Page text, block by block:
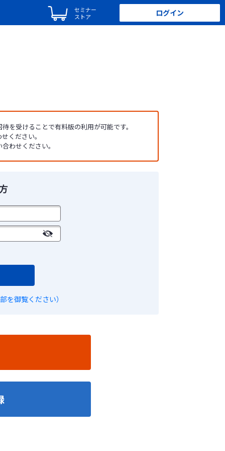
セミナー
ストア
ログイン
を受けることで有料版の利用が可能です。
ください。
わせください。
を御覧ください）